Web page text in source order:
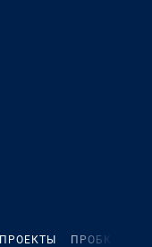
ПРОЕКТЫ ПРОБКИ